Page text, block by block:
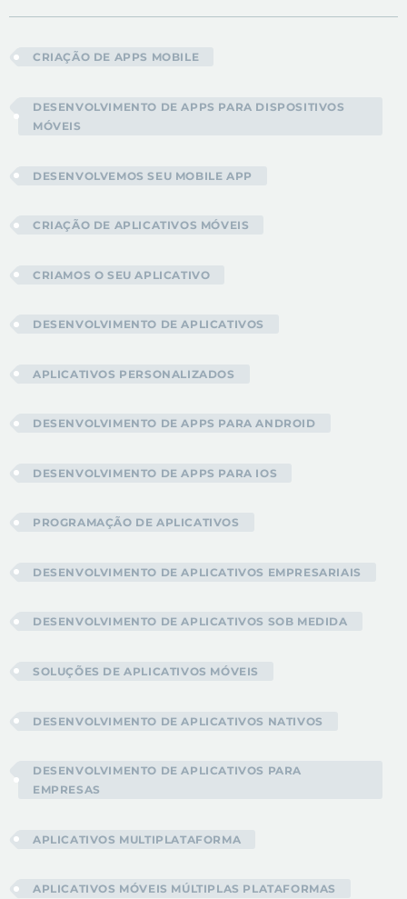
CRIAÇÃO DE APPS MOBILE
DESENVOLVIMENTO DE APPS PARA DISPOSITIVOS
MÓVEIS
DESENVOLVEMOS SEU MOBILE APP
CRIAÇÃO DE APLICATIVOS MÓVEIS
CRIAMOS O SEU APLICATIVO
DESENVOLVIMENTO DE APLICATIVOS
APLICATIVOS PERSONALIZADOS
DESENVOLVIMENTO DE APPS PARA ANDROID
DESENVOLVIMENTO DE APPS PARA IOS
PROGRAMAÇÃO DE APLICATIVOS
DESENVOLVIMENTO DE APLICATIVOS EMPRESARIAIS
DESENVOLVIMENTO DE APLICATIVOS SOB MEDIDA
SOLUÇÕES DE APLICATIVOS MÓVEIS
DESENVOLVIMENTO DE APLICATIVOS NATIVOS
DESENVOLVIMENTO DE APLICATIVOS PARA
EMPRESAS
APLICATIVOS MULTIPLATAFORMA
APLICATIVOS MÓVEIS MÚLTIPLAS PLATAFORMAS